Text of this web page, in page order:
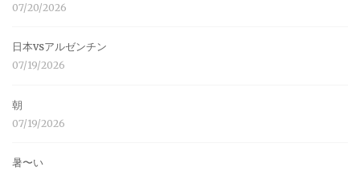
07/20/2026
日本vsアルゼンチン
07/19/2026
朝
07/19/2026
暑〜い